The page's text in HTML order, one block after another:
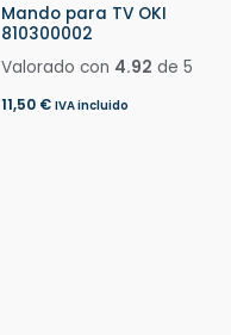
Mando para TV OKI
810300002
Valorado con 4.92 de 5
11,50 € IVA incluido